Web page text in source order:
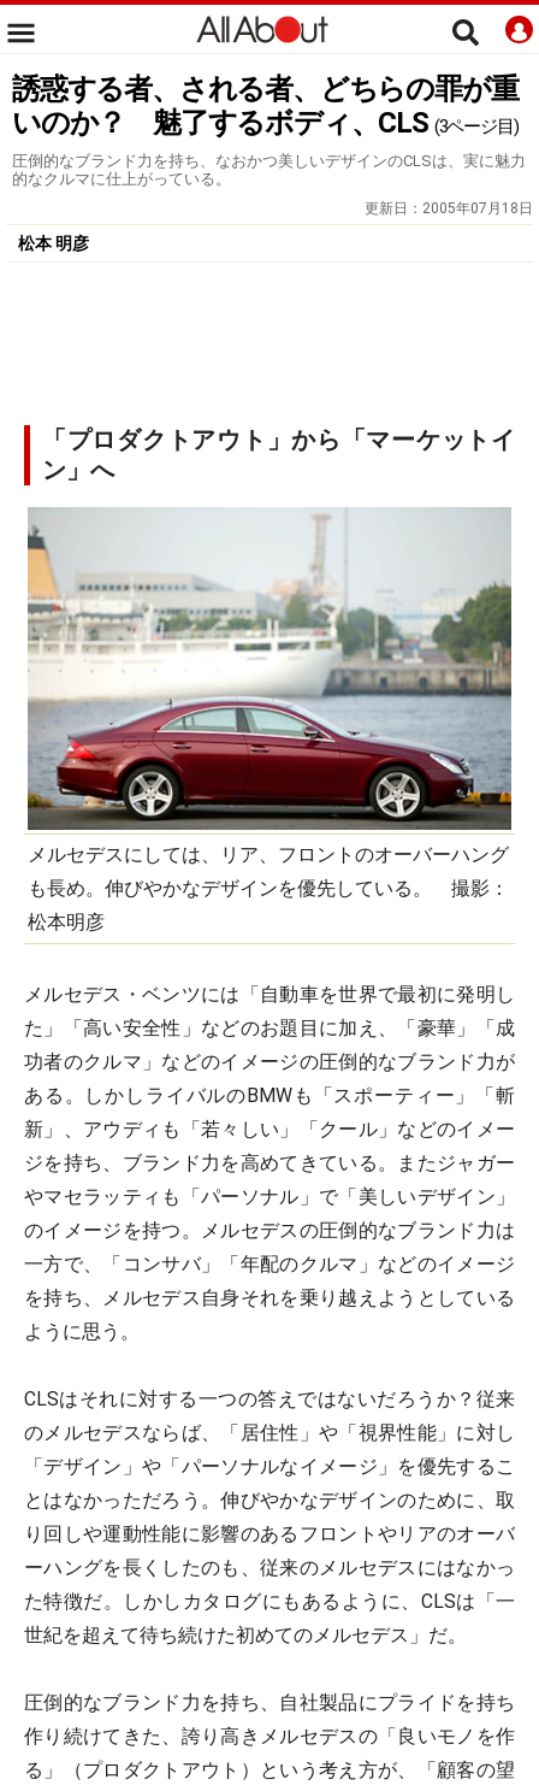
誘惑する者、される者、どちらの罪が重
いのか？ 魅了するボディ、CLS (3ページ目)
圧倒的なブランド力を持ち、なおかつ美しいデザインのCLSは、実に魅力
的なクルマに仕上がっている。
更新日： 2005年07月18日
松本 明彦
「プロダクトアウト」から「マーケットイ
ン」へ
メルセデスにしては、リア、フロントのオーバーハング
も長め。伸びやかなデザインを優先している。 撮影：
松本明彦
メルセデス・ベンツには「自動車を世界で最初に発明し
た」「高い安全性」などのお題目に加え、「豪華」「成
功者のクルマ」などのイメージの圧倒的なブランド力が
ある。しかしライバルのBMWも「スポーティー」「斬
新」、アウディも「若々しい」「クール」などのイメー
ジを持ち、ブランド力を高めてきている。またジャガー
やマセラッティも「パーソナル」で「美しいデザイン」
のイメージを持つ。メルセデスの圧倒的なブランド力は
一方で、「コンサバ」「年配のクルマ」などのイメージ
を持ち、メルセデス自身それを乗り越えようとしている
ように思う。
CLSはそれに対する一つの答えではないだろうか？従来
のメルセデスならば、「居住性」や「視界性能」に対し
「デザイン」や「パーソナルなイメージ」を優先するこ
とはなかっただろう。伸びやかなデザインのために、取
り回しや運動性能に影響のあるフロントやリアのオーバ
ーハングを長くしたのも、従来のメルセデスにはなかっ
た特徴だ。しかしカタログにもあるように、CLSは「一
世紀を超えて待ち続けた初めてのメルセデス」だ。
圧倒的なブランド力を持ち、自社製品にプライドを持ち
作り続けてきた、誇り高きメルセデスの「良いモノを作
る」（プロダクトアウト）という考え方が、「顧客の望